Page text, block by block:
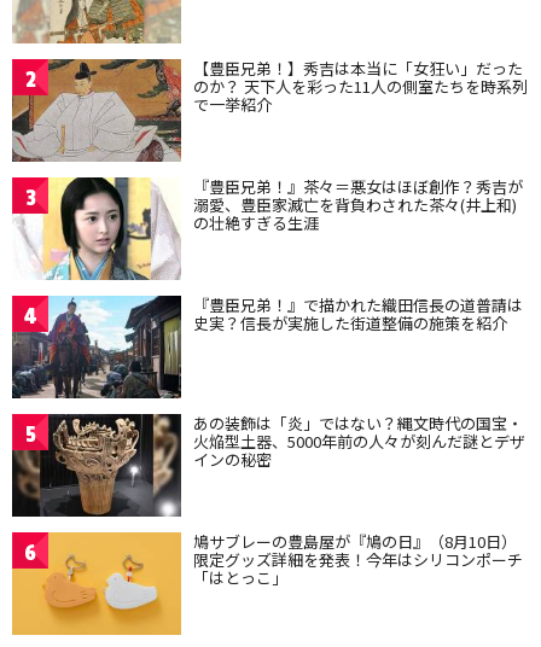
2 【豊臣兄弟！】秀吉は本当に「女狂い」だった
のか？ 天下人を彩った11人の側室たちを時系列
で一挙紹介
3 『豊臣兄弟！』茶々＝悪女はほぼ創作？秀吉が
溺愛、豊臣家滅亡を背負わされた茶々(井上和)
の壮絶すぎる生涯
4 『豊臣兄弟！』で描かれた織田信長の道普請は
史実？信長が実施した街道整備の施策を紹介
5 あの装飾は「炎」ではない？縄文時代の国宝・
火焔型土器、5000年前の人々が刻んだ謎とデザ
インの秘密
6 鳩サブレーの豊島屋が『鳩の日』（8月10日）
限定グッズ詳細を発表！今年はシリコンポーチ
「はとっこ」